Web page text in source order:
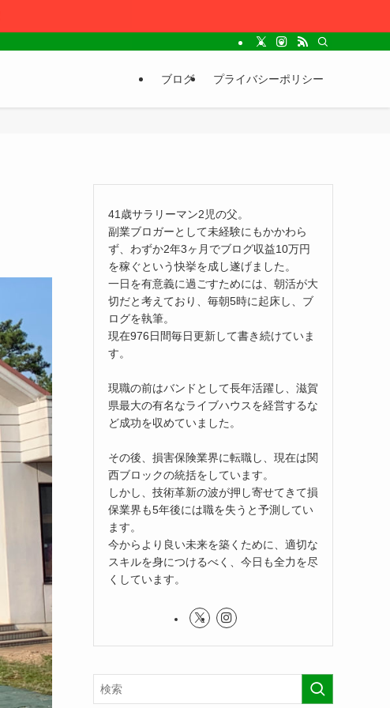
ブログ プライバシーポリシー
41歳サラリーマン2児の父。
副業ブロガーとして未経験にもかかわら
ず、わずか2年3ヶ月でブログ収益10万円
を稼ぐという快挙を成し遂げました。
一日を有意義に過ごすためには、朝活が大
切だと考えており、毎朝5時に起床し、ブ
ログを執筆。
現在976日間毎日更新して書き続けていま
す。
現職の前はバンドとして長年活躍し、滋賀
県最大の有名なライブハウスを経営するな
ど成功を収めていました。
その後、損害保険業界に転職し、現在は関
西ブロックの統括をしています。
しかし、技術革新の波が押し寄せてきて損
保業界も5年後には職を失うと予測してい
ます。
今からより良い未来を築くために、適切な
スキルを身につけるべく、今日も全力を尽
くしています。